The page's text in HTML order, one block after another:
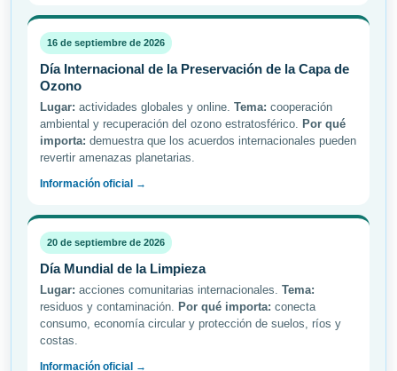
16 de septiembre de 2026
Día Internacional de la Preservación de la Capa de
Ozono
Lugar: actividades globales y online. Tema: cooperación
ambiental y recuperación del ozono estratosférico. Por qué
importa: demuestra que los acuerdos internacionales pueden
revertir amenazas planetarias.
Información oficial →
20 de septiembre de 2026
Día Mundial de la Limpieza
Lugar: acciones comunitarias internacionales. Tema:
residuos y contaminación. Por qué importa: conecta
consumo, economía circular y protección de suelos, ríos y
costas.
Información oficial →